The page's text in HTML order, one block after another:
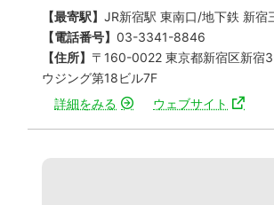
【最寄駅】 JR新宿駅 東南口/地下鉄 新宿
【電話番号】 03-3341-8846
【住所】 〒160-0022 東京都新宿区新宿
ウジング第18ビル7F
詳細をみる
ウェブサイト